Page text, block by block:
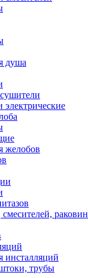
душа
желобов
раковин
инсталляций
трубы